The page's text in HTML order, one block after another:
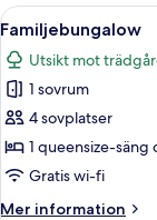
Öppna
alla
foton
för
Familjebungalow
3
Familjebungalow
Utsikt mot
1 sovrum
4 sovplatser
1 queensize-säng
Gratis wi-fi
Mer information
Mer